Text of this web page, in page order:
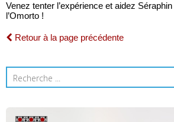
Venez tenter l’expérience et aidez
l’Omorto !
Retour à la page précédente